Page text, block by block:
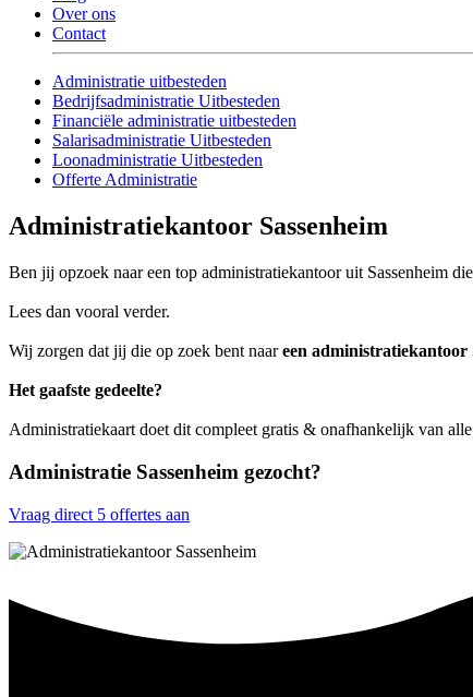
Over ons
Contact
Administratie uitbesteden
Bedrijfsadministratie Uitbesteden
Financiële administratie uitbesteden
Salarisadministratie Uitbesteden
Loonadministratie Uitbesteden
Offerte Administratie
Administratiekantoor Sassenheim
Ben jij opzoek naar een top administratiekantoor uit Sassenheim
Lees dan vooral verder.
Wij zorgen dat jij die op zoek bent naareen administratiekantoor
Het gaafste gedeelte?
Administratiekaart doet dit compleet gratis & onafhankelijk van
Administratie Sassenheim gezocht?
Vraag direct 5 offertes aan